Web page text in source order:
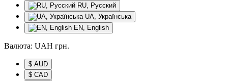
RU, Русский
UA, Українська
EN, English
Валюта: UAH грн.
$ AUD
$ CAD